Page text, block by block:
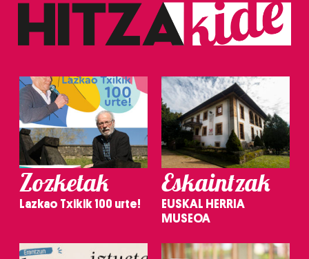
Zozketak
Lazkao Txikik 100 urte!
Eskaintzak
EUSKAL HERRIA
MUSEOA